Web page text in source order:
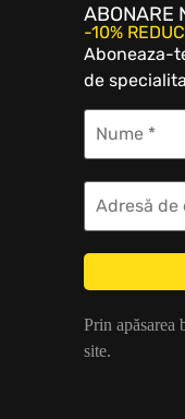
ABONARE
-10%
Aboneaza-
de
Prin apăsarea
site.